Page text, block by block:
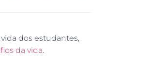
dos estudantes,
da vida.